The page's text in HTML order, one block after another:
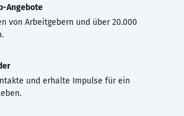
Angebote
von Arbeitgebern und über 20.000
und erhalte Impulse für ein